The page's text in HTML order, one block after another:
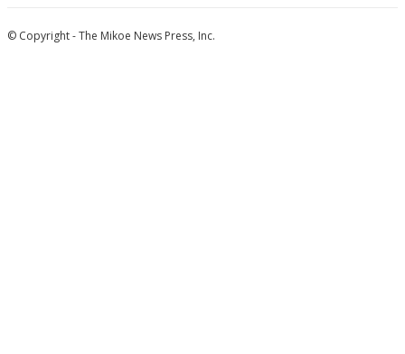
© Copyright - The Mikoe News Press, Inc.